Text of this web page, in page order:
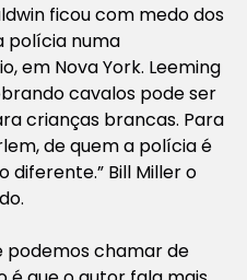
ficou com medo dos
polícia numa
em Nova York. Leeming
cavalos pode ser
crianças brancas. Para
de quem a polícia é
diferente.” Bill Miller o
podemos chamar de